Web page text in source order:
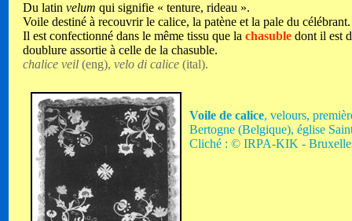
Du latin velum qui signifie « tenture, rideau ».
Voile destiné à recouvrir le calice, la patène et la pale du célébrant.
Il est confectionné dans le même tissu que la chasuble dont il est
doublure assortie à celle de la chasuble.
chalice veil (eng), velo di calice (ital).
Voile de calice, velours,
Bertogne (Belgique), église
Cliché : © IRPA-KIK -